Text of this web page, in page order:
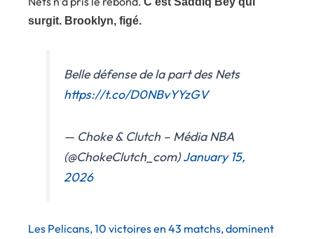
surgit. Brooklyn, figé.
Belle défense de la part des Nets
https://t.co/D0NBvYYzGV
— Choke & Clutch – Média NBA
(@ChokeClutch_com)January 15,
2026
Les Pelicans, 10 victoires en 43 matchs, dominent